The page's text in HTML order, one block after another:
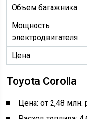
Объем багажника
Мощность
электродвигателя
Цена
Toyota Corolla
Цена: от 2,48 млн.